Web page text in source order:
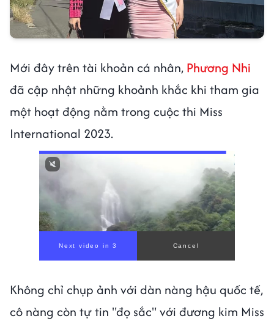
Mới đây trên tài khoản cá nhân, Phương Nhi
đã cập nhật những khoảnh khắc khi tham gia
một hoạt động nằm trong cuộc thi Miss
International 2023.
Không chỉ chụp ảnh với dàn nàng hậu quốc tế,
cô nàng còn tự tin "đọ sắc" với đương kim Miss